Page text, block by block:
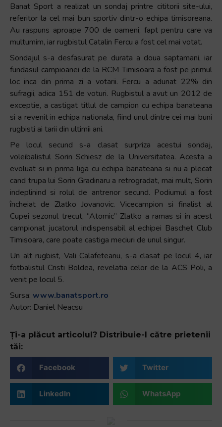
Banat Sport a realizat un sondaj printre cititorii site-ului,
referitor la cel mai bun sportiv dintr-o echipa timisoreana.
Au raspuns aproape 700 de oameni, fapt pentru care va
multumim, iar rugbistul Catalin Fercu a fost cel mai votat.
Sondajul s-a desfasurat pe durata a doua saptamani, iar
fundasul campioanei de la RCM Timisoara a fost pe primul
loc inca din prima zi a votarii. Fercu a adunat 22% din
sufragii, adica 151 de voturi. Rugbistul a avut un 2012 de
exceptie, a castigat titlul de campion cu echipa banateana
si a revenit in echipa nationala, fiind unul dintre cei mai buni
rugbisti ai tarii din ultimii ani.
Pe locul secund s-a clasat surpriza acestui sondaj,
voleibalistul Sorin Schiesz de la Universitatea. Acesta a
evoluat si in prima liga cu echipa banateana si nu a plecat
cand trupa lui Sorin Gradinaru a retrogradat, mai mult, Sorin
indeplinind si rolul de antrenor secund. Podiumul a fost
încheiat de Zlatko Jovanovic. Vicecampion si finalist al
Cupei sezonul trecut, “Atomic” Zlatko a ramas si in acest
campionat jucatorul indispensabil al echipei Baschet Club
Timisoara, care poate castiga meciuri de unul singur.
Un alt rugbist, Vali Calafeteanu, s-a clasat pe locul 4, iar
fotbalistul Cristi Boldea, revelatia celor de la ACS Poli, a
venit pe locul 5.
Sursa: www.banatsport.ro
Autor: Daniel Neacsu
Ți-a plăcut articolul? Distribuie-l către prietenii
tăi:
Facebook Twitter
LinkedIn WhatsApp